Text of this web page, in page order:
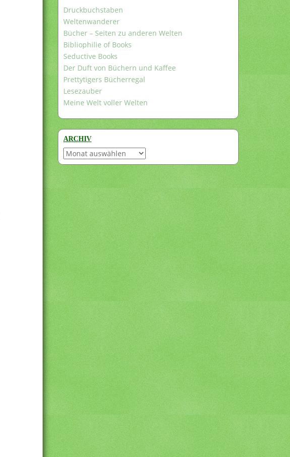
Druckbuchstaben
Weltenwanderer
Bücher – Seiten zu anderen Welten
Bibliophilie of Books
Seductive Books
Der Duft von Büchern und Kaffee
Prettytigers Bücherregal
Lesezauber
Meine Welt voller Welten
ARCHIV
Archiv